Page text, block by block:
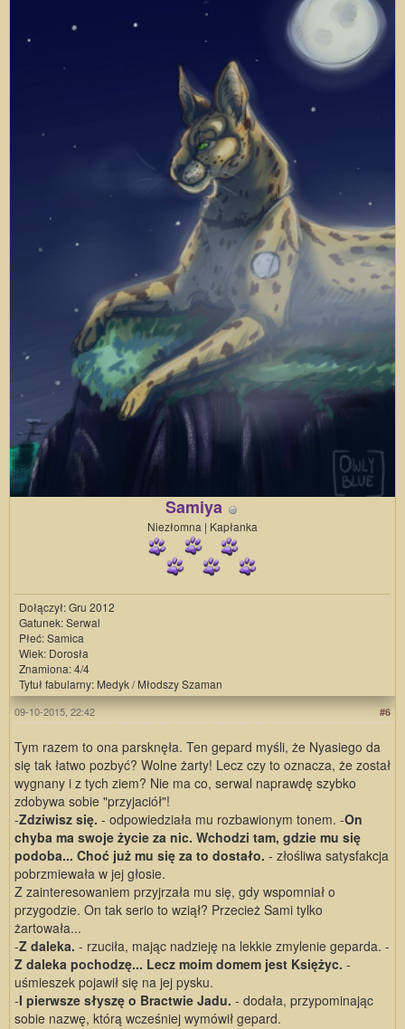
Samiya
Niezłomna | Kapłanka
Dołączył: Gru 2012
Gatunek: Serwal
Płeć: Samica
Wiek: Dorosła
Znamiona: 4/4
Tytuł fabularny: Medyk / Młodszy Szaman
#6
09-10-2015, 22:42
Tym razem to ona parsknęła. Ten gepard myśli, że Nyasiego da
się tak łatwo pozbyć? Wolne żarty! Lecz czy to oznacza, że został
wygnany i z tych ziem? Nie ma co, serwal naprawdę szybko
zdobywa sobie "przyjaciół"!
-Zdziwisz się. - odpowiedziała mu rozbawionym tonem. -On
chyba ma swoje życie za nic. Wchodzi tam, gdzie mu się
podoba... Choć już mu się za to dostało. - złośliwa satysfakcja
pobrzmiewała w jej głosie.
Z zainteresowaniem przyjrzała mu się, gdy wspomniał o
przygodzie. On tak serio to wziął? Przecież Sami tylko
żartowała...
-Z daleka. - rzuciła, mając nadzieję na lekkie zmylenie geparda. -
Z daleka pochodzę... Lecz moim domem jest Księżyc. -
uśmieszek pojawił się na jej pysku.
-I pierwsze słyszę o Bractwie Jadu. - dodała, przypominając
sobie nazwę, którą wcześniej wymówił gepard.